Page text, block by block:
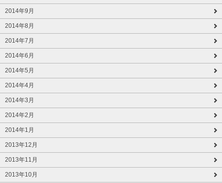
2014年9月
2014年8月
2014年7月
2014年6月
2014年5月
2014年4月
2014年3月
2014年2月
2014年1月
2013年12月
2013年11月
2013年10月